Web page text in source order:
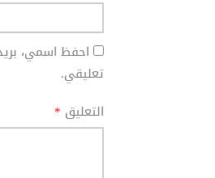
احفظ اسمي،
تعليقي.
التعليق *